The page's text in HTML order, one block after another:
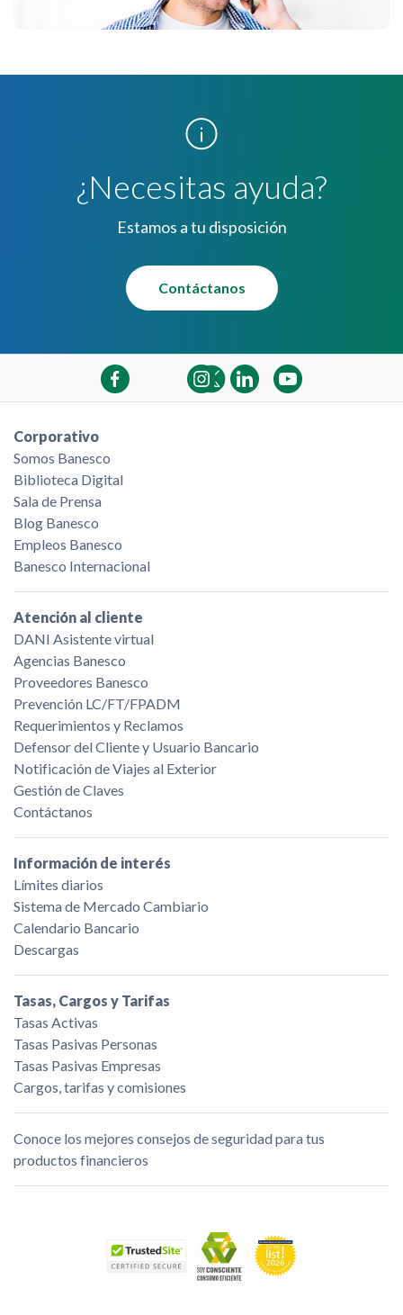
¿Necesitas ayuda?
Estamos a tu disposición
Contáctanos
Corporativo
Somos Banesco
Biblioteca Digital
Sala de Prensa
Blog Banesco
Empleos Banesco
Banesco Internacional
Atención al cliente
DANI Asistente virtual
Agencias Banesco
Proveedores Banesco
Prevención LC/FT/FPADM
Requerimientos y Reclamos
Defensor del Cliente y Usuario Bancario
Notificación de Viajes al Exterior
Gestión de Claves
Contáctanos
Información de interés
Límites diarios
Sistema de Mercado Cambiario
Calendario Bancario
Descargas
Tasas, Cargos y Tarifas
Tasas Activas
Tasas Pasivas Personas
Tasas Pasivas Empresas
Cargos, tarifas y comisiones
Conoce los mejores consejos de seguridad para tus
productos financieros